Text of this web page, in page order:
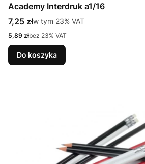
Academy Interdruk a1/16
Cena brutto
7,25 złw tym %s VAT
w tym 23% VAT
Cena netto
5,89 złbez 23% VAT
Do koszyka